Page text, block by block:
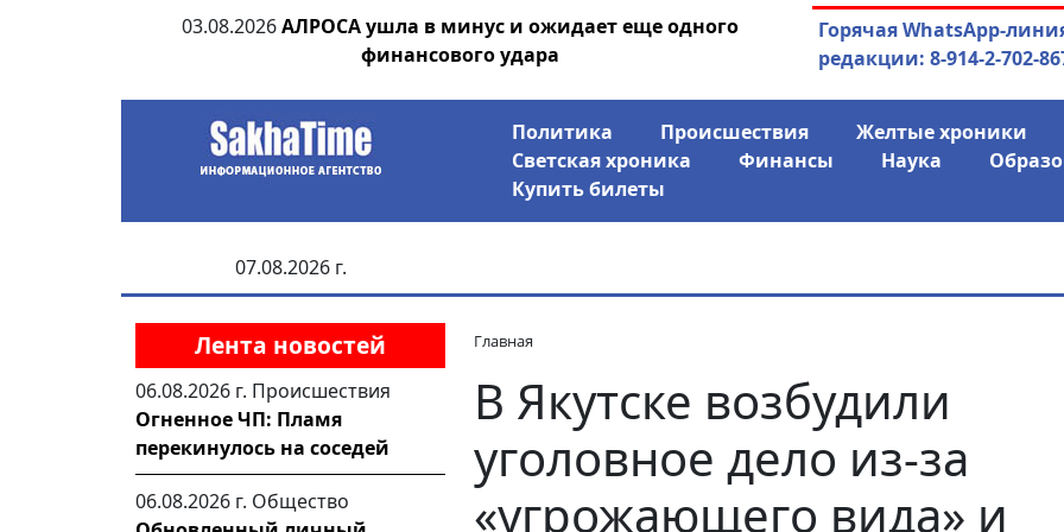
03.08.2026 АЛРОСА ушла в минус и ожидает еще одного
финансового удара
04.08.2026Маринычев у
Горячая WhatsApp-
редакции: 8-914-2-702-
Политика Происшествия Желтые хроники
Светская хроника
Финансы Наука
Купить билеты
07.08.2026 г.
Лента новостей
06.08.2026 г. Происшествия
Огненное ЧП: Пламя
перекинулось на соседей
06.08.2026 г. Общество
Главная
В Якутске возбудили
уголовное дело из-за
«угрожающего вида» и